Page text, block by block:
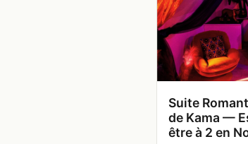
Suite
de Kama —
être à 2 en